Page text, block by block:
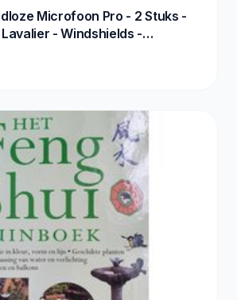
Microfoon Pro - 2 Stuks -
- Windshields -